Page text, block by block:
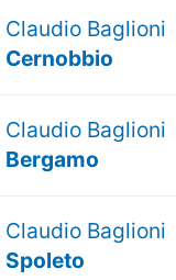
Claudio Baglioni
Cernobbio
Claudio Baglioni
Bergamo
Claudio Baglioni
Spoleto